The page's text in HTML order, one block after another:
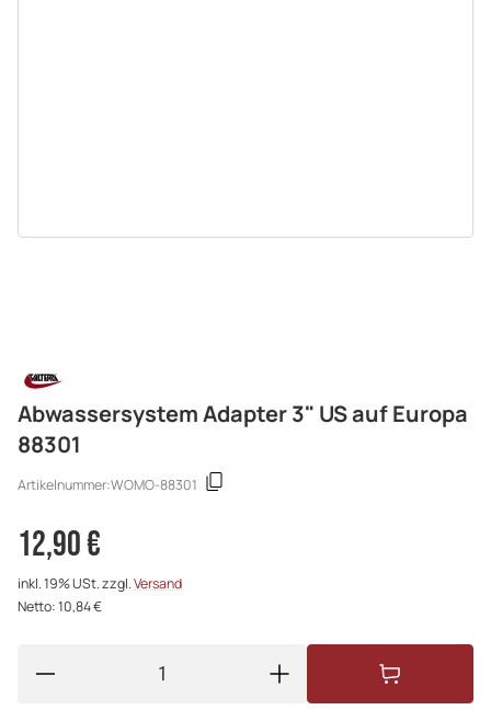
Abwassersystem Adapter 3" US auf Europa
88301
Artikelnummer:WOMO-88301
12,90 €
inkl. 19% USt. zzgl.Versand
Netto: 10,84 €